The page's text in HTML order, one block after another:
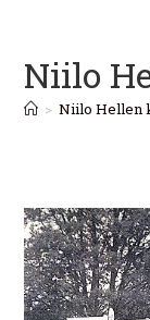
Niilo
> Niilo Hellen